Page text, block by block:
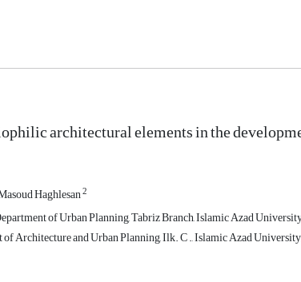
architectural elements in the
Haghlesan2
of Urban Planning, Tabriz Branch, Islamic Azad
Architecture and Urban Planning, Ilk. C ., Islamic Azad